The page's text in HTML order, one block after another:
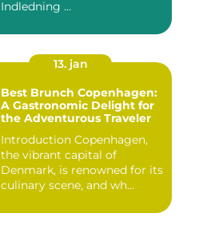
Indledning ...
13. jan
Best Brunch Copenhagen:
A Gastronomic Delight for
the Adventurous Traveler
Introduction Copenhagen,
the vibrant capital of
Denmark, is renowned for its
culinary scene, and wh...